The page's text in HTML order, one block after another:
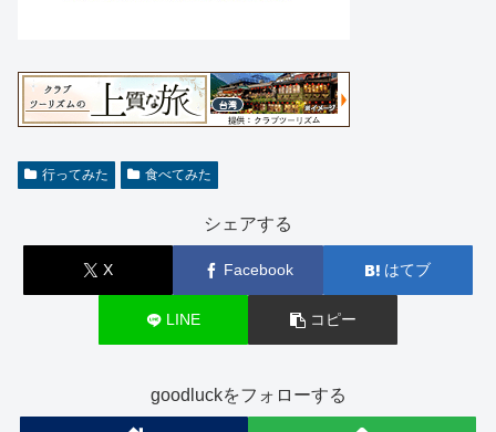
行ってみた 食べてみた
シェアする
X Facebook はてブ
LINE コピー
goodluckをフォローする